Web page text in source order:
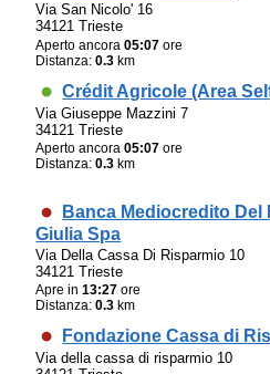
Via San Nicolo' 16
34121 Trieste
Aperto ancora05:07 ore
Distanza:0.3 km
Crédit Agricole (Area
Via Giuseppe Mazzini 7
34121 Trieste
Aperto ancora05:07 ore
Distanza:0.3 km
Banca Mediocredito Del
Giulia Spa
Via Della Cassa Di Risparmio 10
34121 Trieste
Apre in13:27 ore
Distanza:0.3 km
Fondazione Cassa di
Via della cassa di risparmio 10